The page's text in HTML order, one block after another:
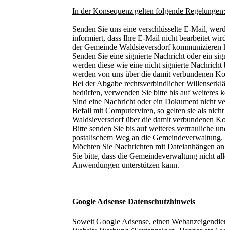
In der Konsequenz gelten folgende Regelungen:
Senden Sie uns eine verschlüsselte E-Mail,
informiert, dass Ihre E-Mail nicht bearbeitet
der Gemeinde Waldsieversdorf kommunizieren
Senden Sie eine signierte Nachricht oder ein
werden diese wie eine nicht signierte
werden von uns über die damit verbundenen
Bei der Abgabe rechtsverbindlicher
bedürfen, verwenden Sie bitte bis auf weiteres
Sind eine Nachricht oder ein Dokument nicht
Befall mit Computerviren, so gelten sie als
Waldsieversdorf über die damit verbundenen
Bitte senden Sie bis auf weiteres vertrauliche
postalischem Weg an die Gemeindeverwaltung.
Möchten Sie Nachrichten mit Dateianhängen
Sie bitte, dass die Gemeindeverwaltung nicht
Anwendungen unterstützen kann.
Google Adsense Datenschutzhinweis
Soweit Google Adsense, einen